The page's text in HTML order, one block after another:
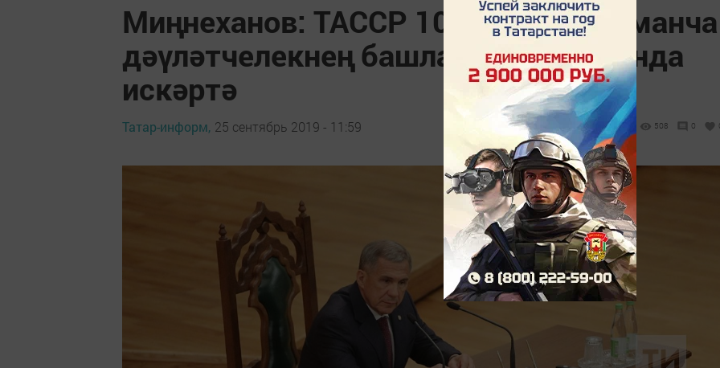
Миңнеханов: ТАССР 100 еллыгы заманча
дәүләтчелекнең башлангычы турында
искәртә
Татар-информ, 25 сентябрь 2019 - 11:59 508 0